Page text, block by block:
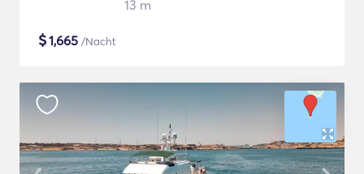
13 m
$1,665 /Nacht